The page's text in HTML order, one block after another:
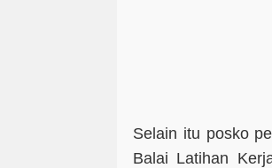
Selain itu posko
Balai Latihan